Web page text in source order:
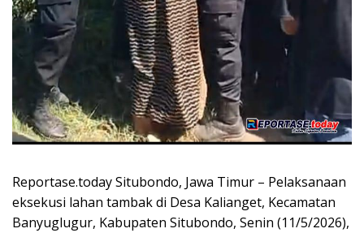
Reportase.today Situbondo, Jawa Timur – Pelaksanaan
eksekusi lahan tambak di Desa Kalianget, Kecamatan
Banyuglugur, Kabupaten Situbondo, Senin (11/5/2026),